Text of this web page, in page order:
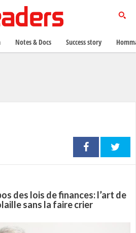
des lois de finances: l’art de
sans la faire crier
Notes & Docs Success story